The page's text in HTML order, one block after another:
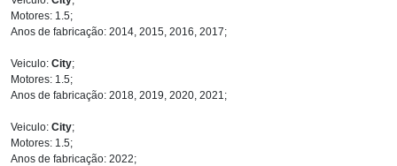
Motores: 1.5;
Anos de fabricação: 2014, 2015, 2016, 2017;
Veiculo: City;
Motores: 1.5;
Anos de fabricação: 2018, 2019, 2020, 2021;
Veiculo: City;
Motores: 1.5;
Anos de fabricação: 2022;